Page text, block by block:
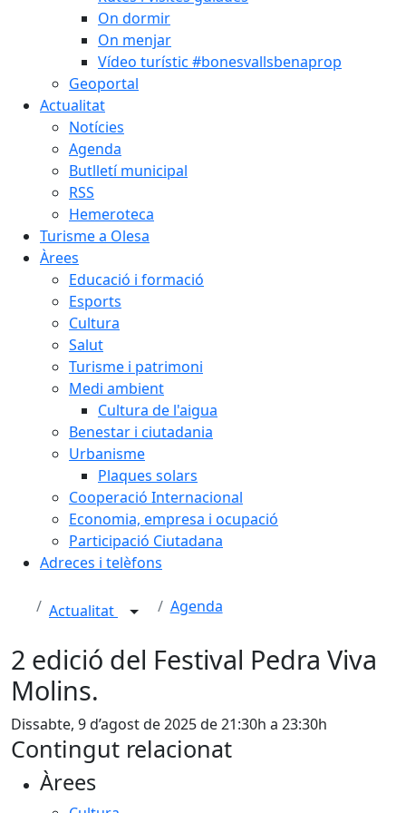
On dormir
On menjar
Vídeo turístic #bonesvallsbenaprop
Geoportal
Actualitat
Notícies
Agenda
Butlletí municipal
RSS
Hemeroteca
Turisme a Olesa
Àrees
Educació i formació
Esports
Cultura
Salut
Turisme i patrimoni
Medi ambient
Cultura de l'aigua
Benestar i ciutadania
Urbanisme
Plaques solars
Cooperació Internacional
Economia, empresa i ocupació
Participació Ciutadana
Adreces i telèfons
Actualitat Agenda
2 edició del Festival Pedra Viva
Molins.
Dissabte, 9 d’agost de 2025 de 21:30h a 23:30h
Contingut relacionat
Àrees